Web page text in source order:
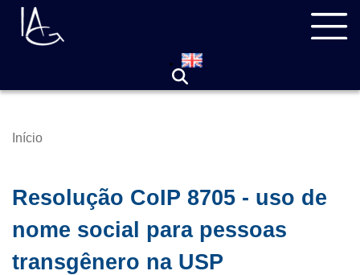
Pular
para
Trilha
Início
Resolução CoIP 8705 - uso de
nome social para pessoas
transgênero na USP